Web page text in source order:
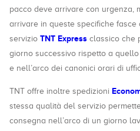
pacco deve arrivare con urgenza,
arrivare in queste specifiche
servizio TNT Express classico che
giorno successivo rispetto a
e nell’arco dei canonici orari di
TNT offre inoltre spedizioni
stessa qualità del servizio
consegna nell’arco di un giorno